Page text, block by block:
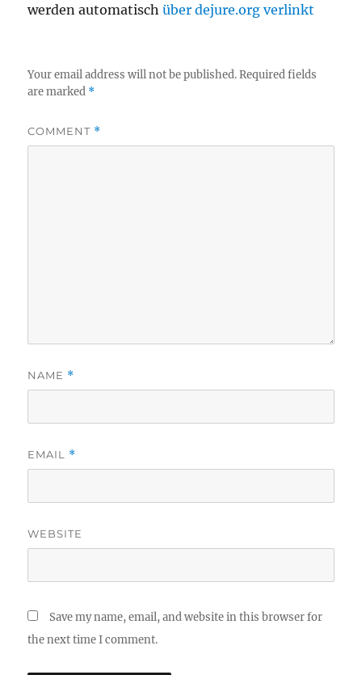
werden automatischüber dejure.org verlinkt
Your email address will not be published. Required fields
are marked *
COMMENT *
NAME *
EMAIL *
WEBSITE
Save my name, email, and website in this browser for
the next time I comment.